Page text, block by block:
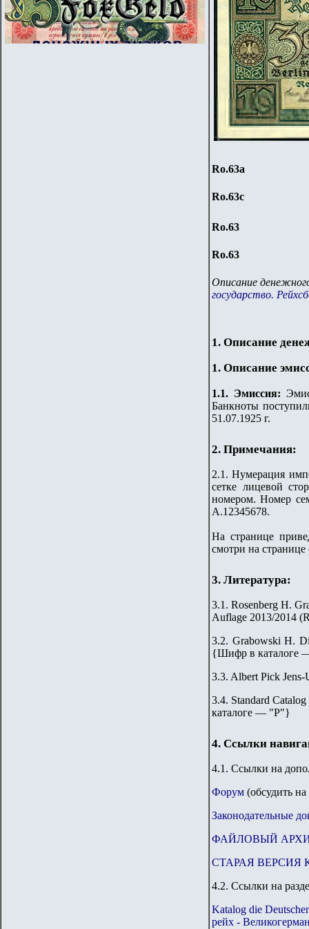
Ro.63a
Ro.63c
Ro.63
Ro.63
Описание
государство.
1. Описание
1. Описание
1.1. Эмиссия:
Банкноты
51.07.1925 г.
2. Примечания:
2.1.Нумерация
сетке лицевой
номером. Номер
А.12345678.
На странице
смотри на странице
3. Литература:
3.1. Rosenberg H.
Auflage 2013/2014
3.2. Grabowski H.
{Шифр в каталоге
3.3. Albert Pick
3.4. Standard
каталоге — "Р"}
4. Ссылки
4.1. Ссылки на
Форум (обсудить
Законодательные
ФАЙЛОВЫЙ
СТАРАЯ ВЕРСИЯ
4.2. Ссылки на
Katalog die
рейх -